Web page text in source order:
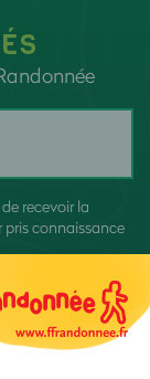
recevoir la
pris connaissance